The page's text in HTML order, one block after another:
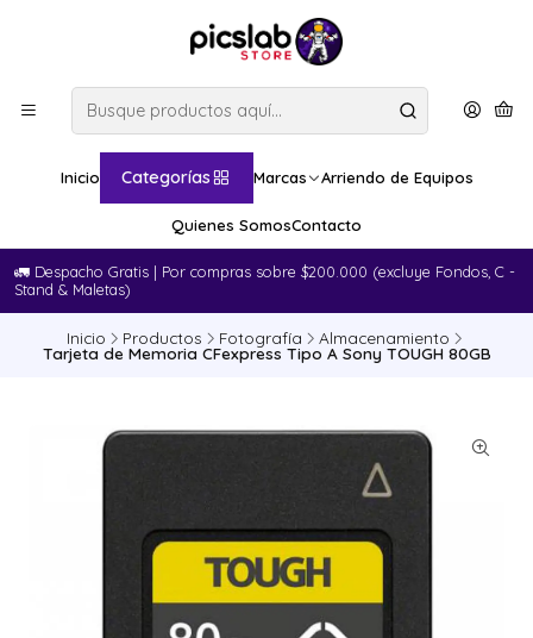
Inicio Categorías Marcas Arriendo de Equipos
Quienes SomosContacto
🚛​ Despacho Gratis | Por compras sobre $200.000 (excluye Fondos, C -
Stand & Maletas)
Inicio Productos Fotografía Almacenamiento
Tarjeta de Memoria CFexpress Tipo A Sony TOUGH 80GB